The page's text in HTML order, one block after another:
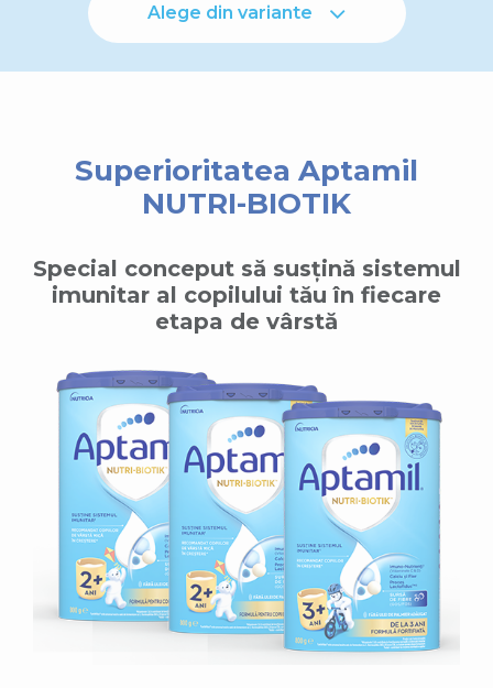
Alege din variante
Superioritatea Aptamil
NUTRI-BIOTIK
Special conceput să susțină sistemul
imunitar al copilului tău în fiecare
etapa de vârstă